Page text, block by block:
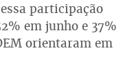
participação
em junho e 37%
orientaram em